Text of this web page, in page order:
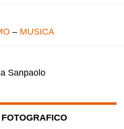
– MUSICA
Sanpaolo